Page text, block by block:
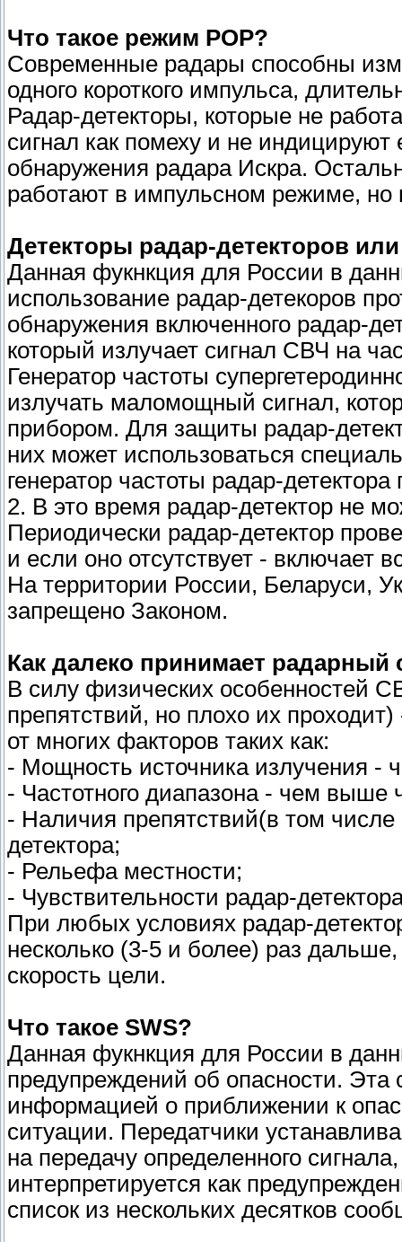
Что такое режим POP?
Современные радары способны
одного короткого импульса,
Радар-детекторы, которые не
сигнал как помеху и не
обнаружения радара Искра.
работают в импульсном режиме,
Детекторы радар-детекторов
Данная фукнкция для России в
использование радар-детекоров
обнаружения включенного радар-
который излучает сигнал СВЧ на
Генератор частоты
излучать маломощный сигнал,
прибором. Для защиты радар-
них может использоваться
генератор частоты радар-
2. В это время радар-детектор не
Периодически радар-детектор
и если оно отсутствует - включает
На территории России, Беларуси,
запрещено Законом.
Как далеко принимает радарный
В силу физических особенностей
препятствий, но плохо их
от многих факторов таких как:
- Мощность источника излучения -
- Частотного диапазона - чем выше
- Наличия препятствий(в том
детектора;
- Рельефа местности;
- Чувствительности радар-
При любых условиях радар-
несколько (3-5 и более) раз
скорость цели.
Что такое SWS?
Данная фукнкция для России в
предупреждений об опасности. Эта
информацией о приближении к
ситуации. Передатчики
на передачу определенного
интерпретируется как
список из нескольких десятков